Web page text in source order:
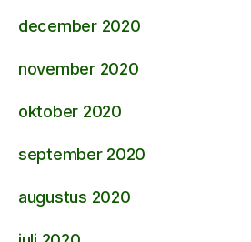
december 2020
november 2020
oktober 2020
september 2020
augustus 2020